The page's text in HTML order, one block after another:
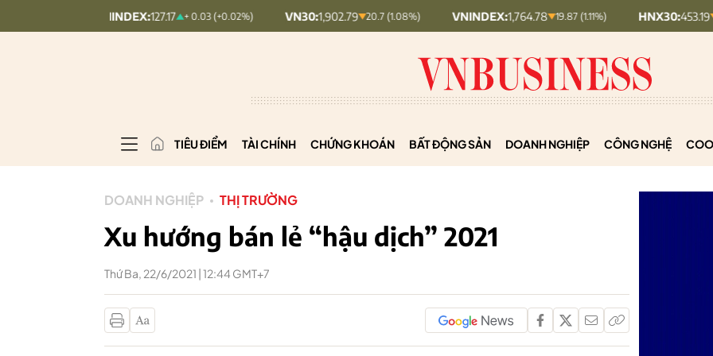
+ 0.03 (+0.02%) VN30:1,902.79 20.7 (1.08%) VNINDEX: 1,764.78 19.87 (1.11%) HNX30:453.19 5.87 (1.28%)
TIÊU ĐIỂM TÀI CHÍNH CHỨNG KHOÁN BẤT ĐỘNG SẢN DOANH NGHIỆP CÔNG NGHỆ
DOANH NGHIỆP THỊ TRƯỜNG
Xu hướng bán lẻ “hậu dịch” 2021
Thứ Ba, 22/6/2021 | 12:44 GMT+7